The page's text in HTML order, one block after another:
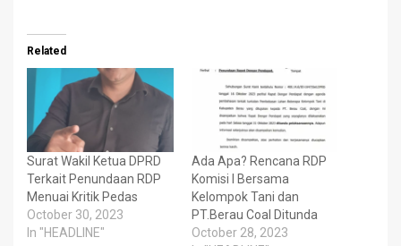
Related
Surat Wakil Ketua DPRD
Terkait Penundaan RDP
Menuai Kritik Pedas
October 30, 2023
In "HEADLINE"
Ada Apa? Rencana RDP
Komisi I Bersama
Kelompok Tani dan
PT.Berau Coal Ditunda
October 28, 2023